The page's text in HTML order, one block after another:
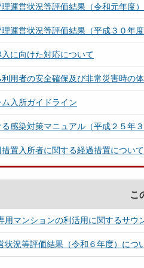
運営状況等評価結果（令和元年度
運営状況等評価結果（平成３０年
に向けた対応について
用者の安全確保及び非常災害時の
入所ガイドライン
る感染対策マニュアル（平成２５年
置入所者に関する経過措置について
こ
用マンションの利活用に関するサウ
状況等評価結果（令和６年度）につ